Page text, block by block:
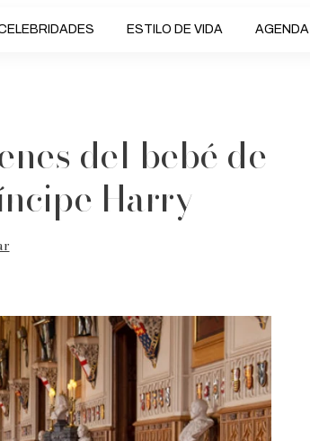
ESTILO DE VIDA AGENDA
del bebé de
Harry